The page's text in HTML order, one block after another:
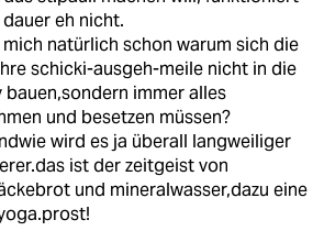
eh nicht.
natürlich schon warum sich die
schicki-ausgeh-meile nicht in die
bauen,sondern immer alles
und besetzen müssen?
wird es ja überall langweiliger
ist der zeitgeist von
und mineralwasser,dazu eine